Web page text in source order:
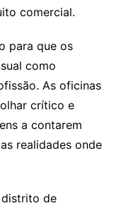
comercial.
para que os
como
As oficinas
crítico e
a contarem
realidades onde
distrito de